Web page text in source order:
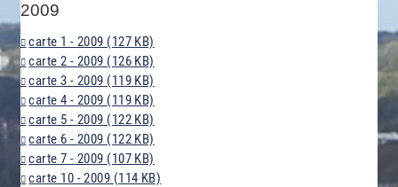
2009
carte 1 - 2009 (127 KB)
carte 2 - 2009 (126 KB)
carte 3 - 2009 (119 KB)
carte 4 - 2009 (119 KB)
carte 5 - 2009 (122 KB)
carte 6 - 2009 (122 KB)
carte 7 - 2009 (107 KB)
carte 10 - 2009 (114 KB)